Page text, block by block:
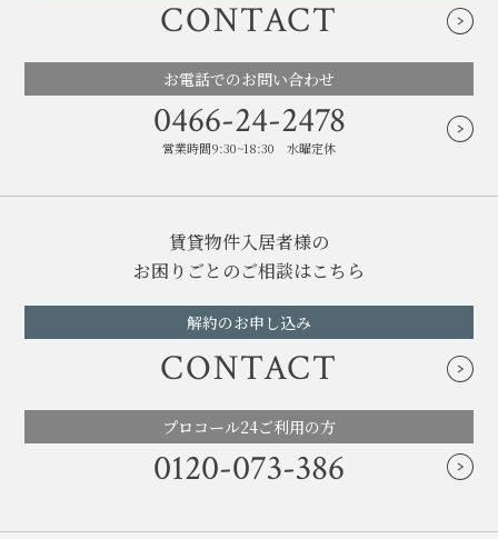
CONTACT
お電話でのお問い合わせ
0466-24-2478
営業時間9:30~18:30 水曜定休
賃貸物件入居者様の
お困りごとのご相談はこちら
解約のお申し込み
CONTACT
プロコール24ご利用の方
0120-073-386